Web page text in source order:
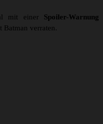
mit einer Spoiler-Warnung
Batman verraten.